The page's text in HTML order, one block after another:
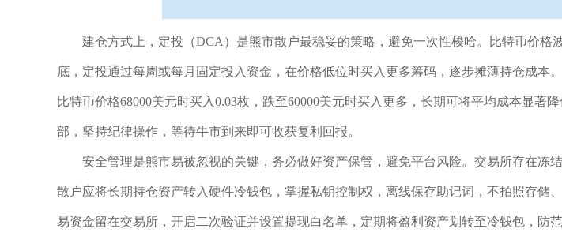
建仓方式上，定投（DCA）是熊市散户最稳妥的策略，避免一次性梭哈。比特币价格
底，定投通过每周或每月固定投入资金，在价格低位时买入更多筹码，逐步摊薄持仓成本。
比特币价格68000美元时买入0.03枚，跌至60000美元时买入更多，长期可将平均成本显著
部，坚持纪律操作，等待牛市到来即可收获复利回报。
安全管理是熊市易被忽视的关键，务必做好资产保管，避免平台风险。交易所存在冻
散户应将长期持仓资产转入硬件冷钱包，掌握私钥控制权，离线保存助记词，不拍照存储
易资金留在交易所，开启二次验证并设置提现白名单，定期将盈利资产划转至冷钱包，防